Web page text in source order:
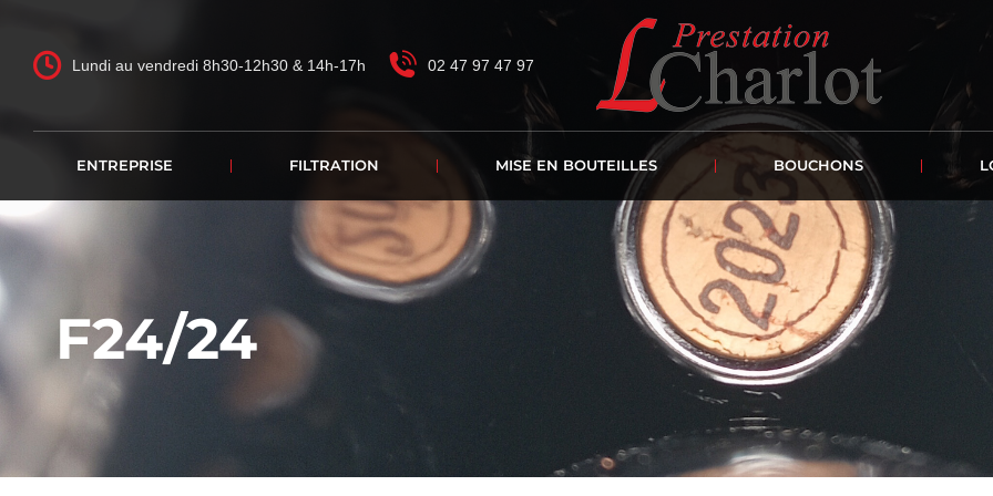
Lundi au vendredi 8h30-12h30 & 14h-17h 02 47 97 47 97
ENTREPRISE FILTRATION MISE EN BOUTEILLES BOUCHONS
F24/24